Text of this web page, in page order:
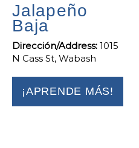
Jalapeño
Baja
Dirección/Address: 1015
N Cass St, Wabash
¡APRENDE MÁS!